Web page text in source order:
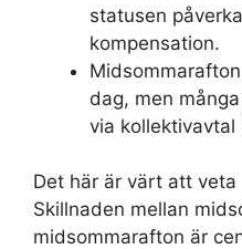
statusen
kompensation.
dag, men
via kollektivavtal
Det här är värt att veta
Skillnaden mellan
midsommarafton är